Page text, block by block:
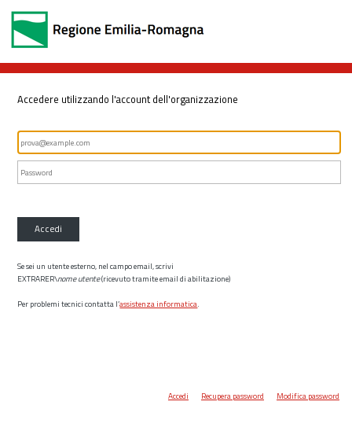
Accedere utilizzando l'account dell'organizzazione
Accedi
Se sei un utente esterno, nel campo email, scrivi
EXTRARER\nome utente(ricevuto tramite email di abilitazione)
Per problemi tecnici contatta l’assistenza informatica.
Accedi Recupera password Modifica password